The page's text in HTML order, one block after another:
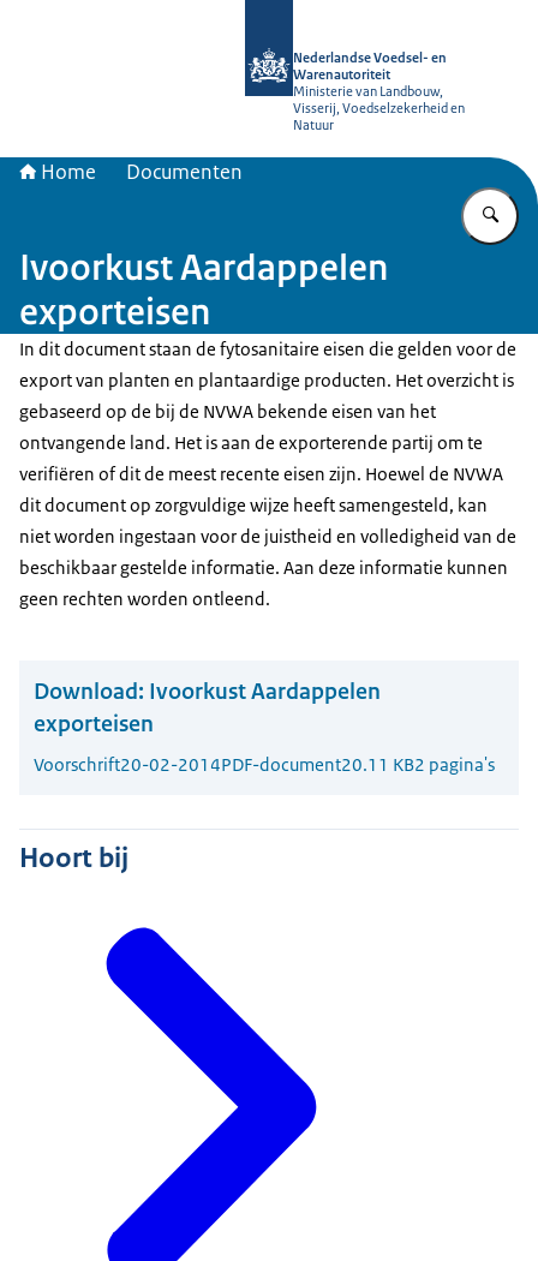
Nederlandse Voedsel- en
Warenautoriteit
Ministerie van Landbouw,
Visserij, Voedselzekerheid en
Natuur
Home Documenten
Ivoorkust Aardappelen
exporteisen
In dit document staan de fytosanitaire eisen die gelden voor de
export van planten en plantaardige producten. Het overzicht is
gebaseerd op de bij de NVWA bekende eisen van het
ontvangende land. Het is aan de exporterende partij om te
verifiëren of dit de meest recente eisen zijn. Hoewel de NVWA
dit document op zorgvuldige wijze heeft samengesteld, kan
niet worden ingestaan voor de juistheid en volledigheid van de
beschikbaar gestelde informatie. Aan deze informatie kunnen
geen rechten worden ontleend.
Download: Ivoorkust Aardappelen
exporteisen
Voorschrift20-02-2014PDF-document20.11 KB2 pagina's
Hoort bij